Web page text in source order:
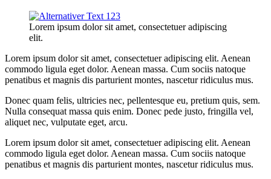
Lorem ipsum dolor sit amet, consectetuer adipiscing
elit.
Lorem ipsum dolor sit amet, consectetuer adipiscing elit. Aenean
commodo ligula eget dolor. Aenean massa. Cum sociis natoque
penatibus et magnis dis parturient montes, nascetur ridiculus mus.
Donec quam felis, ultricies nec, pellentesque eu, pretium quis, sem.
Nulla consequat massa quis enim. Donec pede justo, fringilla vel,
aliquet nec, vulputate eget, arcu.
Lorem ipsum dolor sit amet, consectetuer adipiscing elit. Aenean
commodo ligula eget dolor. Aenean massa. Cum sociis natoque
penatibus et magnis dis parturient montes, nascetur ridiculus mus.